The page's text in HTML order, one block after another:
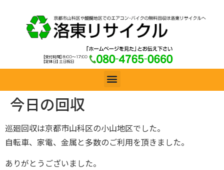
今日の回収
巡廻回収は京都市山科区の小山地区でした。
自転車、家電、金属と多数のご利用を頂きました。
ありがとうございました。